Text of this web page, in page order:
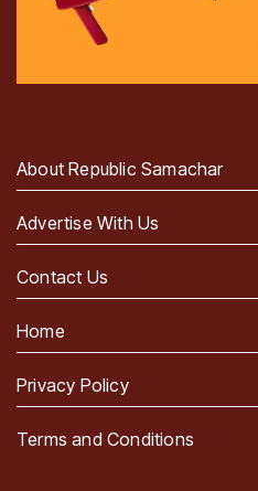
About Republic Samachar
Advertise With Us
Contact Us
Home
Privacy Policy
Terms and Conditions